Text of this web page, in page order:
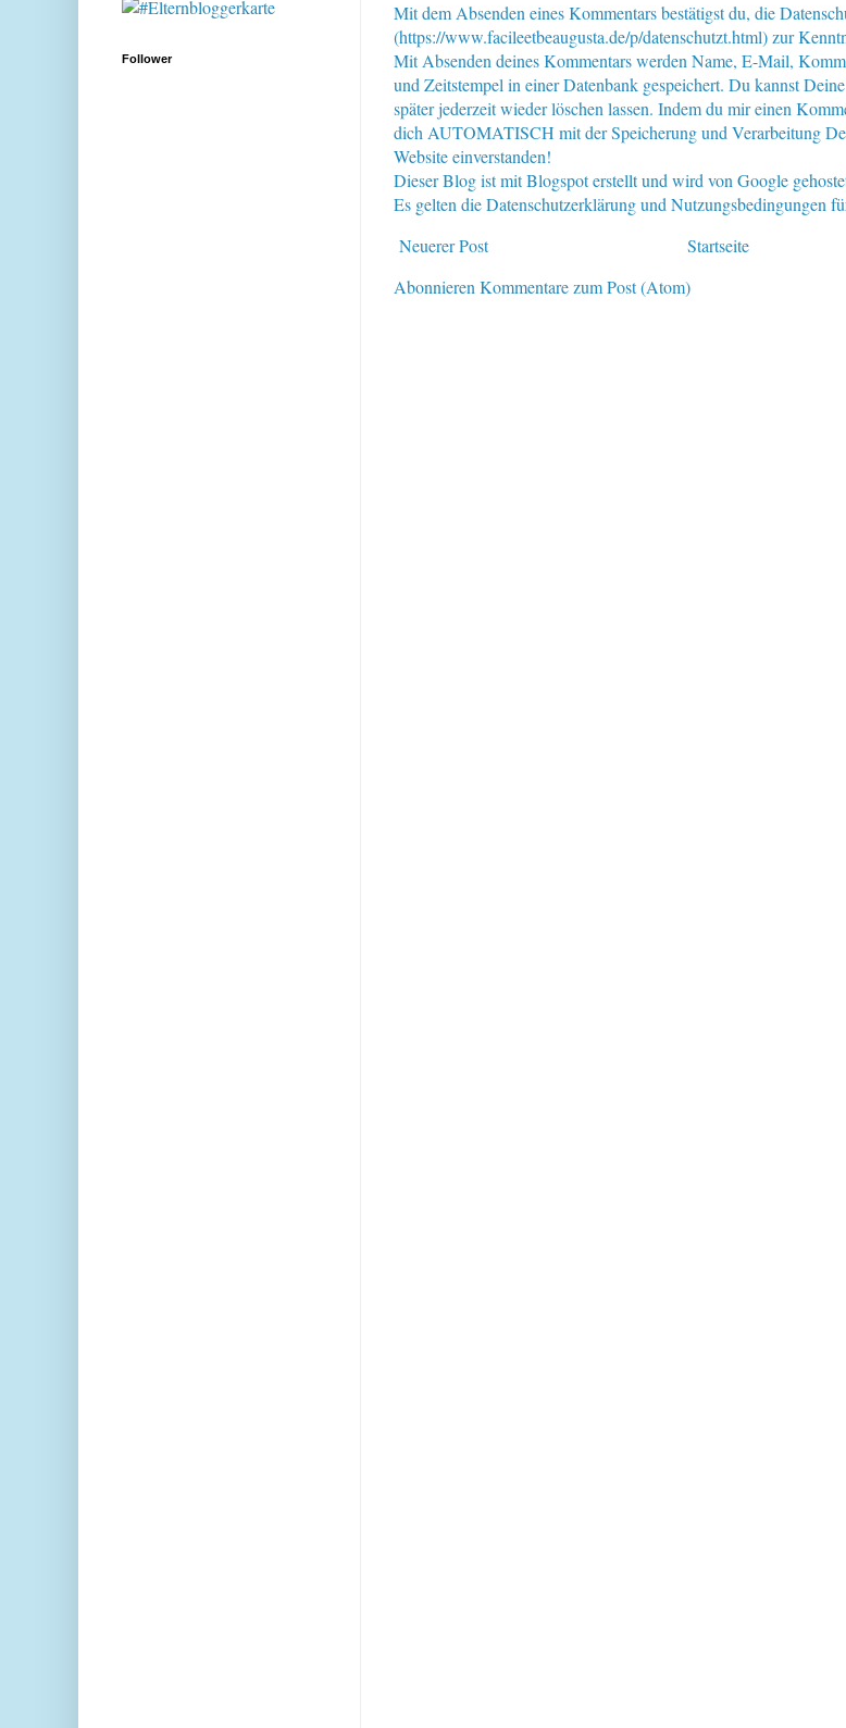
Mit dem Absenden eines Kommentars bestätigst du, die
(https://www.facileetbeaugusta.de/p/datenschutzt.html) zur
Mit Absenden deines Kommentars werden Name, E-Mail,
und Zeitstempel in einer Datenbank gespeichert. Du kannst
später jederzeit wieder löschen lassen. Indem du mir einen
dich AUTOMATISCH mit der Speicherung und Verarbeitung
Website einverstanden!
Dieser Blog ist mit Blogspot erstellt und wird von Google
Es gelten die Datenschutzerklärung und Nutzungsbedingungen
Neuerer Post
Startseite
Abonnieren Kommentare zum Post (Atom)
Follower